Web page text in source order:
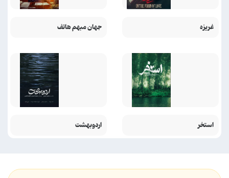
غریزه جهان مبهم هاتف
استخر اردوبهشت